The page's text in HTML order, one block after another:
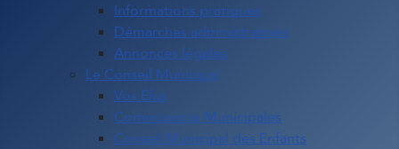
Informations pratiques
Démarches administratives
Annonces légales
Le Conseil Municipal
Vos Élus
Commissions Municipales
Conseil Municipal des Enfants